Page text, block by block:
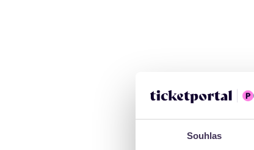
Souhlas